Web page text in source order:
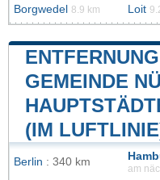
Borgwedel 8.9 km Loit
GEMEINDE
(IM
Berlin : 340 km
am